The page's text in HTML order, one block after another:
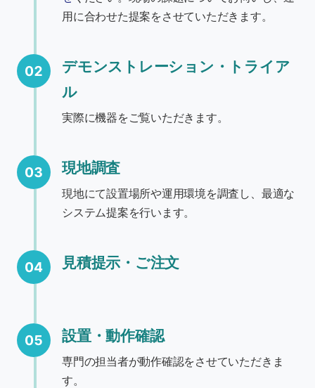
用に合わせた提案をさせていただきます。
02
デモンストレーション・トライア
ル
実際に機器をご覧いただきます。
03 現地調査
現地にて設置場所や運用環境を調査し、最適な
システム提案を行います。
04 見積提示・ご注文
05 設置・動作確認
専門の担当者が動作確認をさせていただきま
す。